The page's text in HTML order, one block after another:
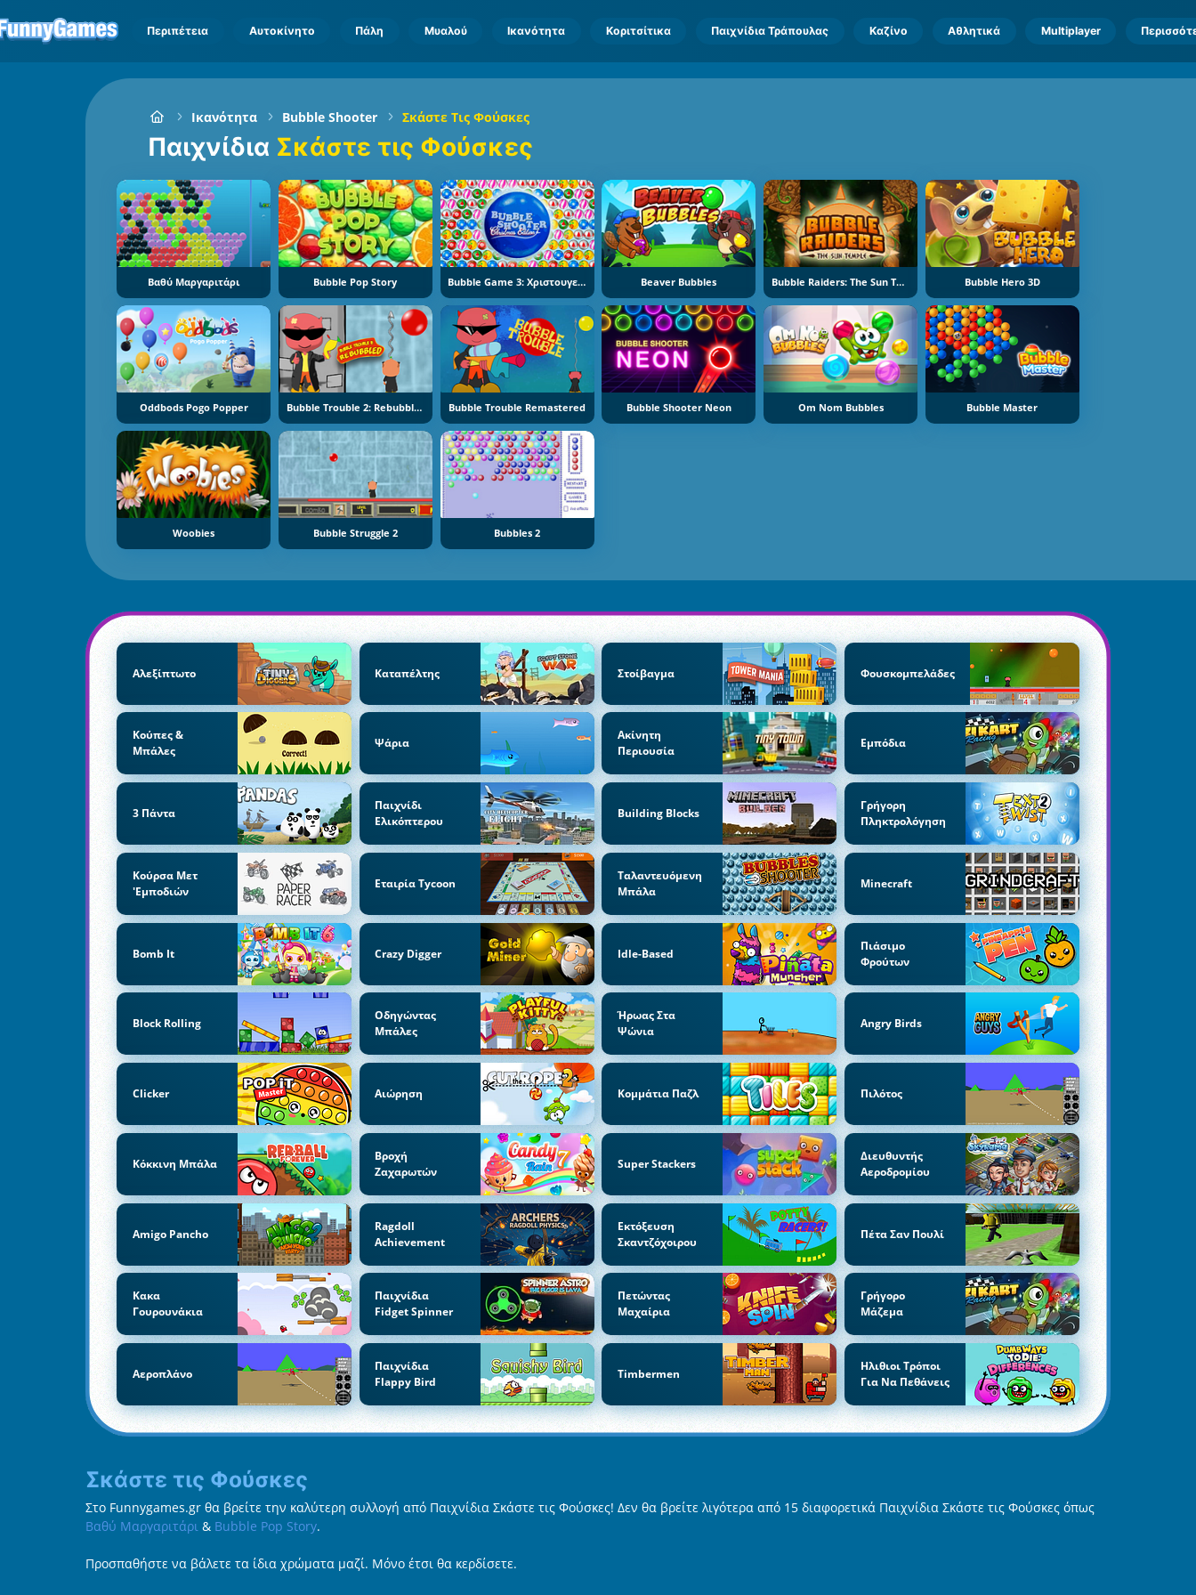
Περιπέτεια Αυτοκίνητο Πάλη Μυαλού Ικανότητα Κοριτσίτικα Παιχνίδια Τράπουλας Καζίνο Αθλητικά Multiplayer
Ικανότητα Bubble Shooter Σκάστε Τις Φούσκες
Παιχνίδια Σκάστε τις Φούσκες
Βαθύ Μαργαριτάρι Bubble Pop Story Bubble Game 3: Χριστουγεννιάτικη Έκδοση Beaver Bubbles Bubble Raiders: The Sun Temple Bubble Hero 3D
Oddbods Pogo Popper Bubble Trouble 2: Rebubbled Bubble Trouble Remastered Bubble Shooter Neon Om Nom Bubbles Bubble Master
Woobies Bubble Struggle 2 Bubbles 2
Αλεξίπτωτο Καταπέλτης Στοίβαγμα Φουσκομπελάδες
Κούπες &
Μπάλες
Ψάρια
Ακίνητη
Περιουσία
Εμπόδια
3 Πάντα
Παιχνίδι
Ελικόπτερου
Building Blocks
Γρήγορη
Πληκτρολόγηση
Κούρσα Μετ
'εμποδιών
Εταιρία Tycoon
Ταλαντευόμενη
Μπάλα
Minecraft
Bomb It Crazy Digger Idle-Based
Πιάσιμο
Φρούτων
Block Rolling
Οδηγώντας
Μπάλες
Ήρωας Στα
Ψώνια
Angry Birds
Clicker Αιώρηση Κομμάτια Παζλ Πιλότος
Κόκκινη Μπάλα
Βροχή
Ζαχαρωτών
Super Stackers
Διευθυντής
Αεροδρομίου
Amigo Pancho
Ragdoll
Achievement
Εκτόξευση
Σκαντζόχοιρου
Πέτα Σαν Πουλί
Κακα
Γουρουνάκια
Παιχνίδια
Fidget Spinner
Πετώντας
Μαχαίρια
Γρήγορο
Μάζεμα
Αεροπλάνο
Παιχνίδια
Flappy Bird
Timbermen
Ηλιθιοι Τρόποι
Για Να Πεθάνεις
Σκάστε τις Φούσκες
Στο Funnygames.gr θα βρείτε την καλύτερη συλλογή από Παιχνίδια Σκάστε τις Φούσκες! Δεν θα βρείτε λιγότερα από 15 διαφορετικά Παιχνίδια Σκάστε τις Φούσκες όπως
Βαθύ Μαργαριτάρι & Bubble Pop Story.
Προσπαθήστε να βάλετε τα ίδια χρώματα μαζί. Μόνο έτσι θα κερδίσετε.